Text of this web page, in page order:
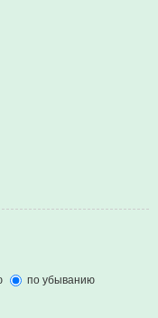
по убыванию